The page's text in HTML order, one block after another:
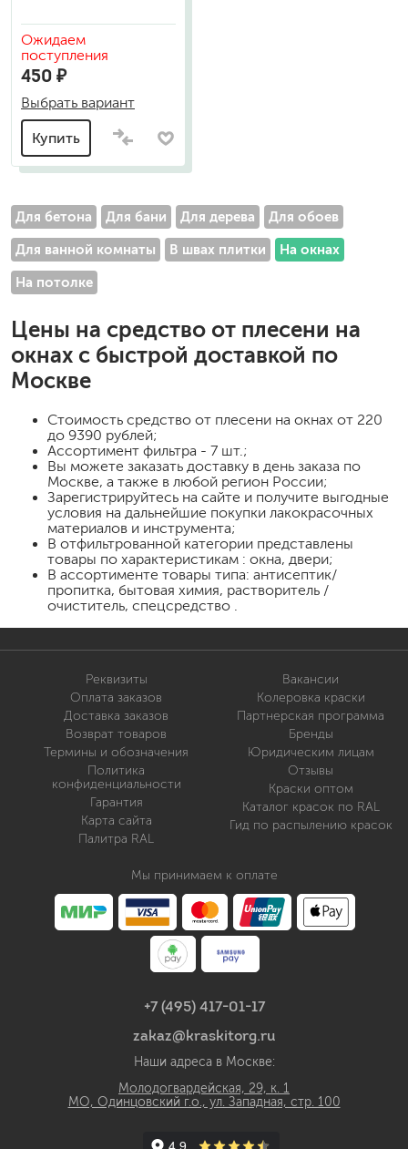
Ожидаем
поступления
450 ₽
Выбрать вариант
Купить
Для бетона Для бани Для дерева Для обоев
Для ванной комнаты В швах плитки На окнах
На потолке
Цены на средство от плесени на
окнах с быстрой доставкой по
Москве
Стоимость средство от плесени на окнах от 220
до 9390 рублей;
Ассортимент фильтра - 7 шт.;
Вы можете заказать доставку в день заказа по
Москве, а также в любой регион России;
Зарегистрируйтесь на сайте и получите выгодные
условия на дальнейшие покупки лакокрасочных
материалов и инструмента;
В отфильтрованной категории представлены
товары по характеристикам : окна, двери;
В ассортименте товары типа: антисептик/
пропитка, бытовая химия, растворитель /
очиститель, спецсредство .
Реквизиты
Оплата заказов
Доставка заказов
Возврат товаров
Термины и обозначения
Политика
конфиденциальности
Гарантия
Карта сайта
Палитра RAL
Вакансии
Колеровка краски
Партнерская программа
Бренды
Юридическим лицам
Отзывы
Краски оптом
Каталог красок по RAL
Гид по распылению красок
Мы принимаем к оплате
+7 (495) 417-01-17
zakaz@kraskitorg.ru
Наши адреса в Москве:
Молодогвардейская, 29, к. 1
МО, Одинцовский г.о., ул. Западная, стр. 100